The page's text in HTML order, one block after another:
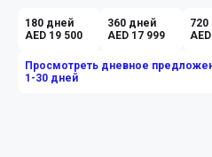
Внушительное
для всех
В интерьере BMW X7 комфортно
180 дней
AED 19 500
360 дней
AED 17 999
720
Просмотреть дневное
1-30 дней